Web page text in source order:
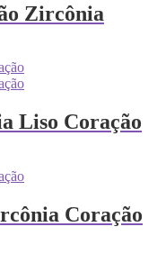
Zircônia
Liso Coração
Coração